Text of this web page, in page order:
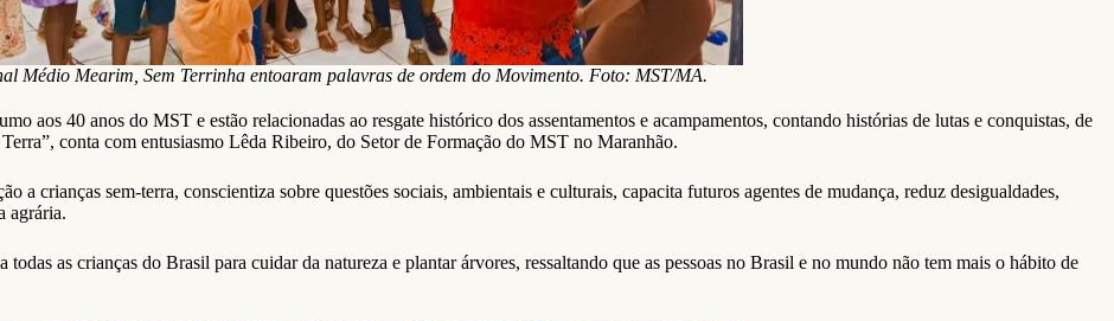
Médio Mearim, Sem Terrinha entoaram palavras de ordem do Movimento. Foto: MST/MA.
aos 40 anos do MST e estão relacionadas ao resgate histórico dos assentamentos e acampamentos, contando histórias de lutas e conquistas, de
conta com entusiasmo Lêda Ribeiro, do Setor de Formação do MST no Maranhão.
a crianças sem-terra, conscientiza sobre questões sociais, ambientais e culturais, capacita futuros agentes de mudança, reduz desigualdades,
agrária.
as crianças do Brasil para cuidar da natureza e plantar árvores, ressaltando que as pessoas no Brasil e no mundo não tem mais o hábito de